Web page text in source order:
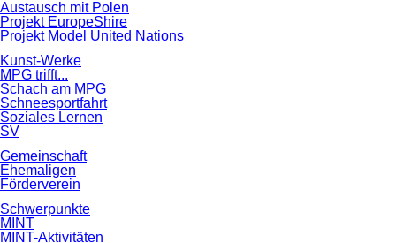
Austausch mit Polen
Projekt EuropeShire
Projekt Model United Nations
Kunst-Werke
MPG trifft...
Schach am MPG
Schneesportfahrt
Soziales Lernen
SV
Gemeinschaft
Ehemaligen
Förderverein
Schwerpunkte
MINT
MINT-Aktivitäten